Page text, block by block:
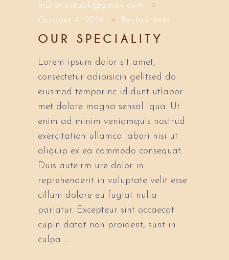
murat.sozuak@gmail.com
October 4, 2019
Restaurants
OUR SPECIALITY
Lorem ipsum dolor sit amet,
consectetur adipisicin gelitsed do
eiusmod temporinc ididunt utlabor
met dolore magna sensal iqua. Ut
enim ad minim veniamquis nostrud
exercitation ullamco labori nisi ut
aliquip ex ea commodo consequat.
Duis auteirm ure dolor in
reprehenderit in voluptate velit esse
cillum dolore eu fugiat nulla
pariatur. Excepteur sint occaecat
cupin datat non proident, sunt in
culpa